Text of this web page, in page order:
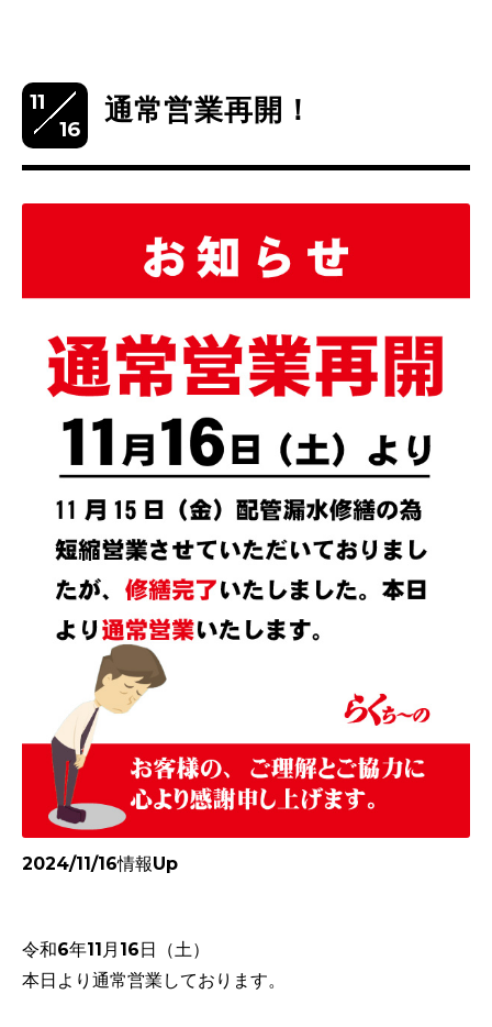
11
16
通常営業再開！
2024/11/16情報Up
令和6年11月16日（土）
本日より通常営業しております。